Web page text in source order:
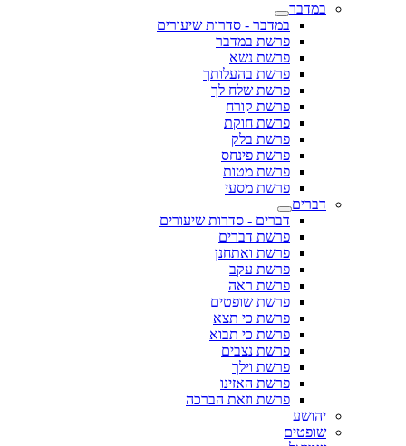
במדבר
במדבר - סדרות שיעורים
פרשת במדבר
פרשת נשא
פרשת בהעלותך
פרשת שלח לך
פרשת קורח
פרשת חוקת
פרשת בלק
פרשת פינחס
פרשת מטות
פרשת מסעי
דברים
דברים - סדרות שיעורים
פרשת דברים
פרשת ואתחנן
פרשת עקב
פרשת ראה
פרשת שופטים
פרשת כי תצא
פרשת כי תבוא
פרשת נצבים
פרשת וילך
פרשת האזינו
פרשת וזאת הברכה
יהושע
שופטים